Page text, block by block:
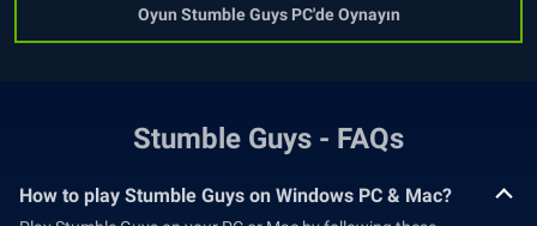
Oyun Stumble Guys PC'de Oynayın
Stumble Guys - FAQs
How to play Stumble Guys on Windows PC & Mac?